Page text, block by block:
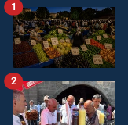
1
2